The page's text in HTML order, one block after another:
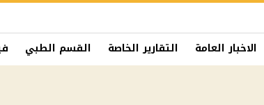
الاخبار العامة التقارير الخاصة القسم الطبي